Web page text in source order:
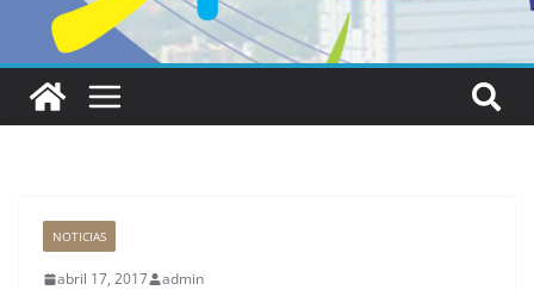
Story 5 y el Papa León XIV
NOTICIAS
abril 17, 2017 admin